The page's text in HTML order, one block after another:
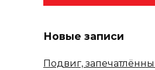
Новые записи
Подвиг,